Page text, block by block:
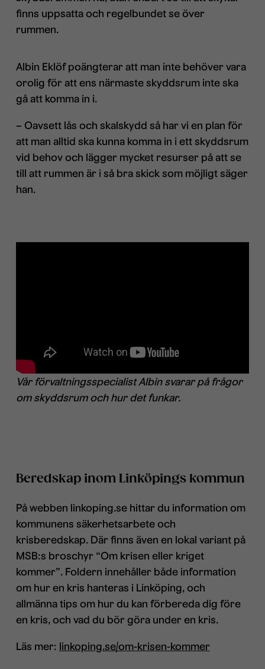
finns uppsatta och regelbundet se över
rummen.
Albin Eklöf poängterar att man inte behöver vara
orolig för att ens närmaste skyddsrum inte ska
gå att komma in i.
– Oavsett lås och skalskydd så har vi en plan för
att man alltid ska kunna komma in i ett skyddsrum
vid behov och lägger mycket resurser på att se
till att rummen är i så bra skick som möjligt säger
han.
Vår förvaltningsspecialist Albin svarar på frågor
om skyddsrum och hur det funkar.
Beredskap inom Linköpings kommun
På webben linkoping.se hittar du information om
kommunens säkerhetsarbete och
krisberedskap. Där finns även en lokal variant på
MSB:s broschyr “Om krisen eller kriget
kommer”. Foldern innehåller både information
om hur en kris hanteras i Linköping, och
allmänna tips om hur du kan förbereda dig före
en kris, och vad du bör göra under en kris.
Läs mer: linkoping.se/om-krisen-kommer